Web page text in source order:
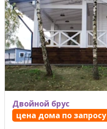
Двойной брус
цена дома по запросу